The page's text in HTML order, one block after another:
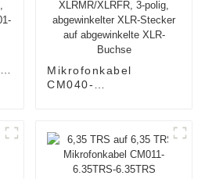
Mikrofonkabel
CM040-
abgewinkelte XLR-
Buchse